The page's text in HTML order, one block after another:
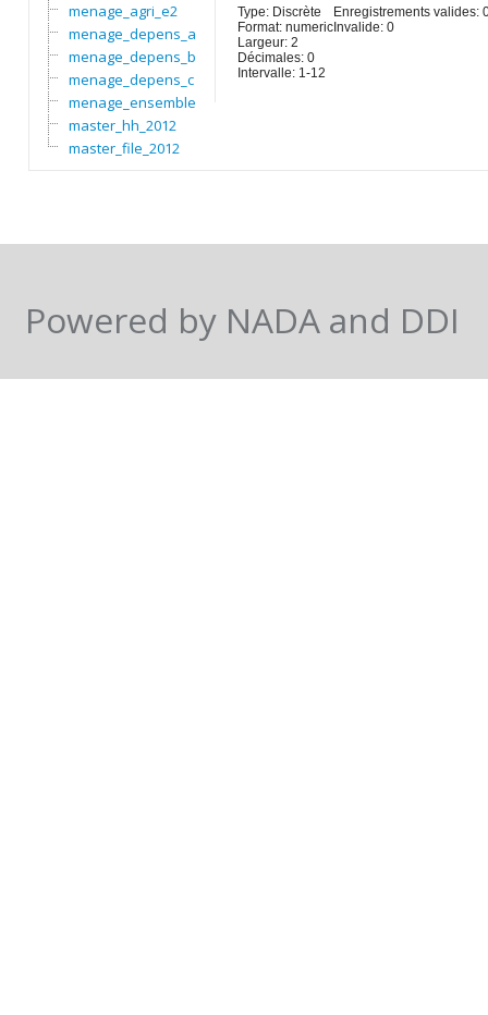
menage_agri_e2
menage_depens_a
menage_depens_b
menage_depens_c
menage_ensemble
master_hh_2012
master_file_2012
Type: Discrète
Format: numeric
Largeur: 2
Décimales: 0
Intervalle: 1-12
Enregistrements valides:
Invalide: 0
Powered by NADA and DDI